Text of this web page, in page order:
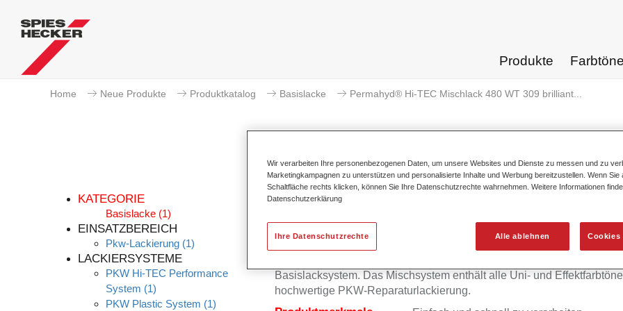
Produkte Farbtöne
Home Neue Produkte Produktkatalog Basislacke Permahyd® Hi-TEC Mischlack 480 WT 309 brilliant...
KATEGORIE
Basislacke (1)
EINSATZBEREICH
Pkw-Lackierung (1)
LACKIERSYSTEME
PKW Hi-TEC Performance
System (1)
PKW Plastic System (1)
Permahyd® Hi-TEC Mischlack 480
Basislacksystem. Das Mischsystem enthält alle Uni- und
hochwertige PKW-Reparaturlackierung.
Wir verarbeiten Ihre personenbezogenen Daten, um unsere Websites und Dienste zu messen und zu
Marketingkampagnen zu unterstützen und personalisierte Inhalte und Werbung bereitzustellen. Wenn Sie
Schaltfläche rechts klicken, können Sie Ihre Datenschutzrechte wahrnehmen. Weitere Informationen
Datenschutzerklärung
Alle ablehnen Cookies
Ihre Datenschutzrechte